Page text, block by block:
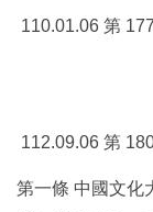
110.01.06 第
112.09.06 第
第一條 中國文化